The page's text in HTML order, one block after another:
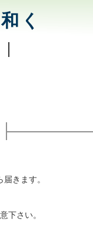
く
きます。
下さい。